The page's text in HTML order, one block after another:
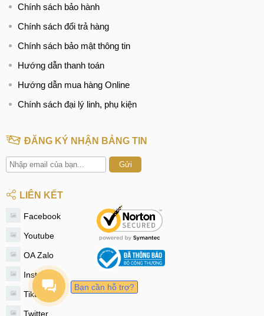
Chính sách bảo hành
Chính sách đổi trả hàng
Chính sách bảo mật thông tin
Hướng dẫn thanh toán
Hướng dẫn mua hàng Online
Chính sách đại lý linh, phụ kiện
ĐĂNG KÝ NHẬN BẢNG TIN
Gửi
LIÊN KẾT
Facebook
Youtube
OA Zalo
Instagram
Tiktok
Twitter
Bạn cần hỗ trợ?